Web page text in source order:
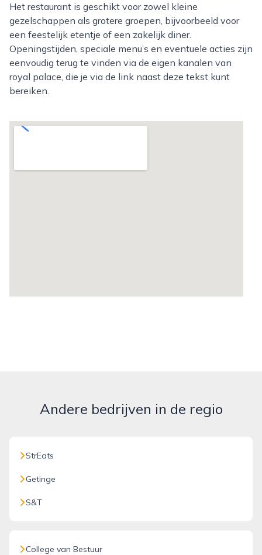
Het restaurant is geschikt voor zowel kleine
gezelschappen als grotere groepen, bijvoorbeeld voor
een feestelijk etentje of een zakelijk diner.
Openingstijden, speciale menu’s en eventuele acties zijn
eenvoudig terug te vinden via de eigen kanalen van
royal palace, die je via de link naast deze tekst kunt
bereiken.
Andere bedrijven in de regio
StrEats
Getinge
S&T
College van Bestuur